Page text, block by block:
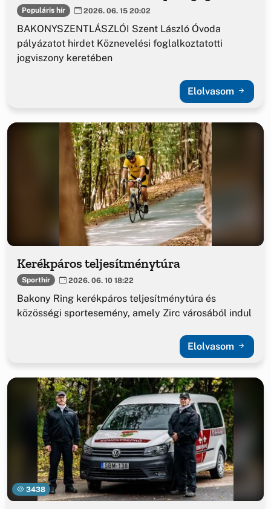
Populáris hír 2026. 06. 15 20:02
BAKONYSZENTLÁSZLÓI Szent László Óvoda
pályázatot hirdet Köznevelési foglalkoztatotti
jogviszony keretében
Elolvasom
Kerékpáros teljesítménytúra
Sporthír 2026. 06. 10 18:22
Bakony Ring kerékpáros teljesítménytúra és
közösségi sportesemény, amely Zirc városából indul
Elolvasom
3438